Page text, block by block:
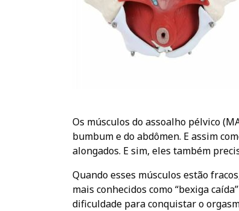
Os músculos do assoalho pélvico
bumbum e do abdômen. E assim
alongados. E sim, eles também
Quando esses músculos estão
mais conhecidos como “bexiga
dificuldade para conquistar o